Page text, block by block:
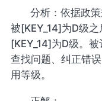
分析：依据政
被[KEY_14]为D级
[KEY_14]为D级。
查找问题、纠正错
用等级。